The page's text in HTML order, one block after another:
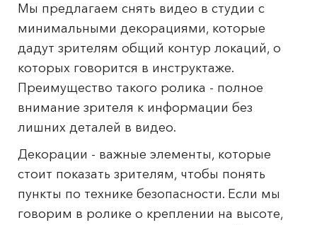
Мы предлагаем снять видео в студии с
минимальными декорациями, которые
дадут зрителям общий контур локаций, о
которых говорится в инструктаже.
Преимущество такого ролика - полное
внимание зрителя к информации без
лишних деталей в видео.
Декорации - важные элементы, которые
стоит показать зрителям, чтобы понять
пункты по технике безопасности. Если мы
говорим в ролике о креплении на высоте,